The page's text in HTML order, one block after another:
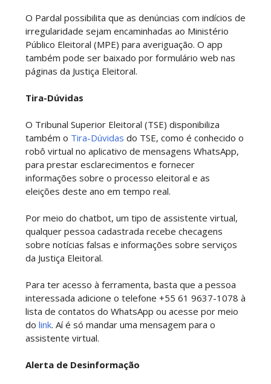
O Pardal possibilita que as denúncias com indícios de
irregularidade sejam encaminhadas ao Ministério
Público Eleitoral (MPE) para averiguação. O app
também pode ser baixado por formulário web nas
páginas da Justiça Eleitoral.
Tira-Dúvidas
O Tribunal Superior Eleitoral (TSE) disponibiliza
também o Tira-Dúvidas do TSE, como é conhecido o
robô virtual no aplicativo de mensagens WhatsApp,
para prestar esclarecimentos e fornecer
informações sobre o processo eleitoral e as
eleições deste ano em tempo real.
Por meio do chatbot, um tipo de assistente virtual,
qualquer pessoa cadastrada recebe checagens
sobre notícias falsas e informações sobre serviços
da Justiça Eleitoral.
Para ter acesso à ferramenta, basta que a pessoa
interessada adicione o telefone +55 61 9637-1078 à
lista de contatos do WhatsApp ou acesse por meio
do link. Aí é só mandar uma mensagem para o
assistente virtual.
Alerta de Desinformação